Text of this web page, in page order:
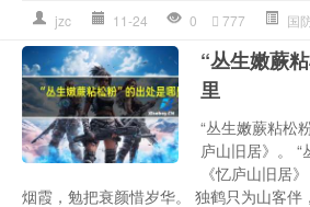
jzc 11-24 0 777 国
“丛生嫩蕨
里
“丛生嫩蕨粘松
庐山旧居》。 “
《忆庐山旧居
烟霞，勉把衰颜惜岁华。 独鹤只为山客伴